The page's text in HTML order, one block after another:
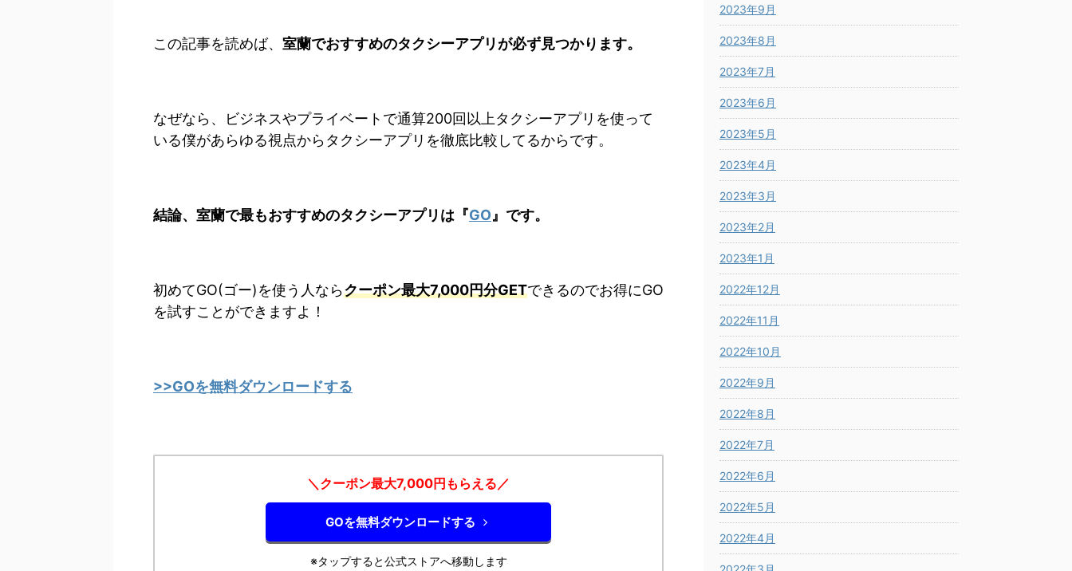
この記事を読めば、 室蘭でおすすめのタクシーアプリが必ず見つかります。
なぜなら、ビジネスやプライベートで通算200回以上タクシーアプリを使って
いる僕があらゆる視点からタクシーアプリを徹底比較してるからです。
結論、室蘭で最もおすすめのタクシーアプリは『GO』です。
初めてGO(ゴー)を使う人ならクーポン最大7,000円分GETできるのでお得にGO
を試すことができますよ！
>>GOを無料ダウンロードする
＼クーポン最大7,000円もらえる／
GOを無料ダウンロードする
※タップすると公式ストアへ移動します
2023年9月
2023年8月
2023年7月
2023年6月
2023年5月
2023年4月
2023年3月
2023年2月
2023年1月
2022年12月
2022年11月
2022年10月
2022年9月
2022年8月
2022年7月
2022年6月
2022年5月
2022年4月